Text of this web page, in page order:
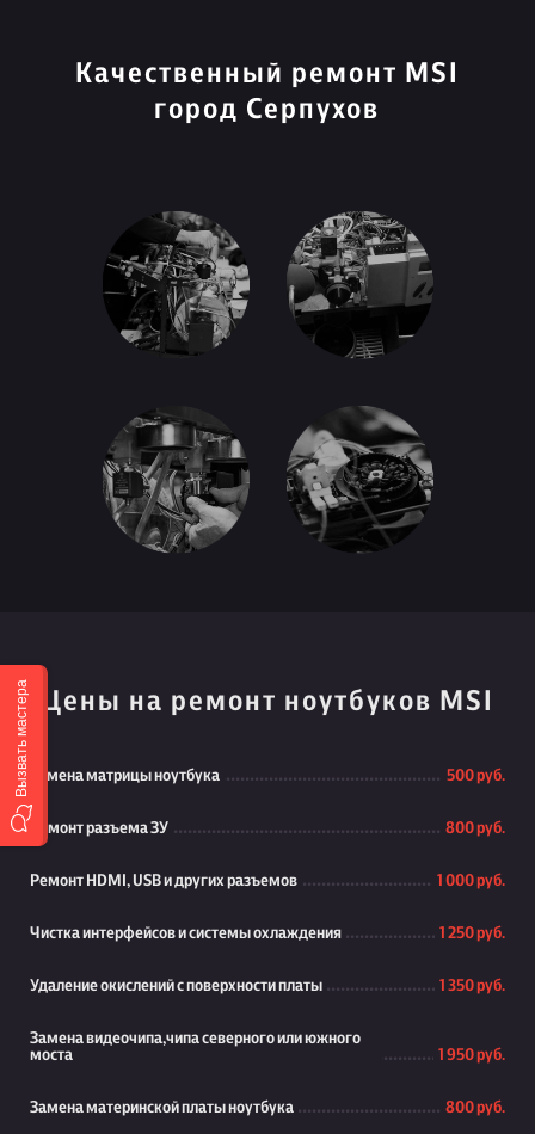
Качественный ремонт MSI
город Серпухов
Цены на ремонт ноутбуков MSI
Замена матрицы ноутбука 500 руб.
Ремонт разъема ЗУ 800 руб.
Ремонт HDMI, USB и других разъемов 1 000 руб.
Чистка интерфейсов и системы охлаждения 1 250 руб.
Удаление окислений с поверхности платы 1 350 руб.
Замена видеочипа,чипа северного или южного
моста
1 950 руб.
Замена материнской платы ноутбука 800 руб.
Вызвать мастера